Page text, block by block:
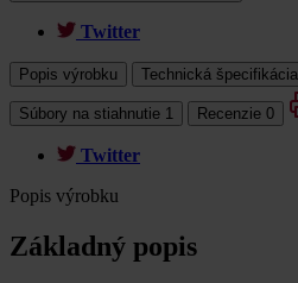
Twitter
Popis výrobku Technická špecifikácia
Súbory na stiahnutie 1 Recenzie 0
Twitter
Popis výrobku
Základný popis